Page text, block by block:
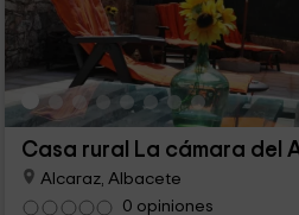
Casa rural La cámara del
Alcaraz, Albacete
0 opiniones